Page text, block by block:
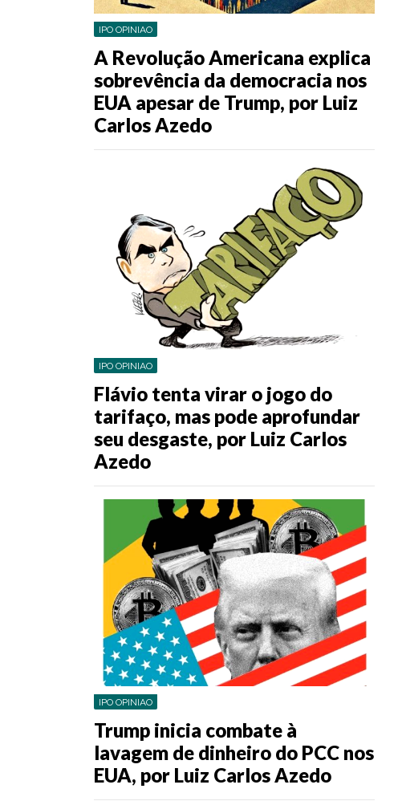
IPO OPINIAO
A Revolução Americana explica
sobrevência da democracia nos
EUA apesar de Trump, por Luiz
Carlos Azedo
IPO OPINIAO
Flávio tenta virar o jogo do
tarifaço, mas pode aprofundar
seu desgaste, por Luiz Carlos
Azedo
IPO OPINIAO
Trump inicia combate à
lavagem de dinheiro do PCC nos
EUA, por Luiz Carlos Azedo